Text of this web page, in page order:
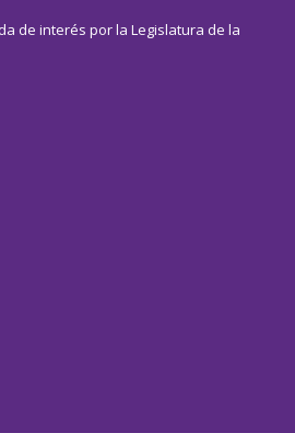
de interés por la Legislatura de la